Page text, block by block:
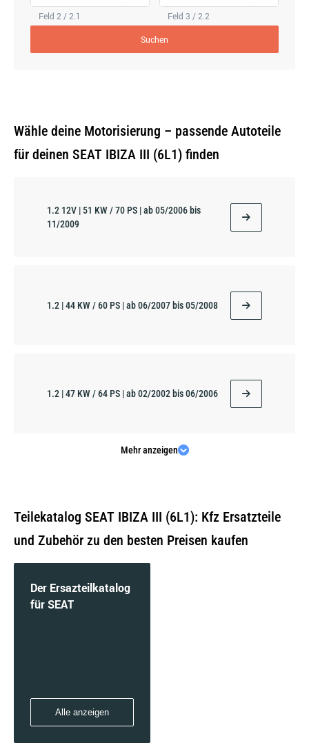
Feld 2 / 2.1 Feld 3 / 2.2
Suchen
Wähle deine Motorisierung – passende Autoteile
für deinen SEAT IBIZA III (6L1) finden
1.2 12V | 51 KW / 70 PS | ab 05/2006 bis
11/2009
1.2 | 44 KW / 60 PS | ab 06/2007 bis 05/2008
1.2 | 47 KW / 64 PS | ab 02/2002 bis 06/2006
1.4 16V | 63 KW / 86 PS | ab 05/2006 bis
1.4 TDI | 51 KW / 70 PS | ab 05/2005 bis
Mehr anzeigen
Teilekatalog SEAT IBIZA III (6L1): Kfz Ersatzteile
und Zubehör zu den besten Preisen kaufen
Der Ersazteilkatalog
für SEAT
Alle anzeigen